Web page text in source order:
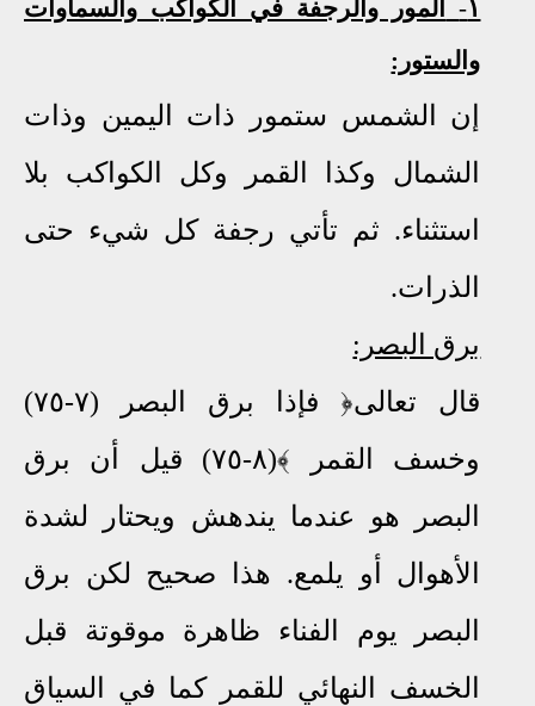
١-
المور والرجفة في الكواكب والسماوات
والستور:
إن الشمس ستمور ذات اليمين وذات
الشمال وكذا القمر وكل الكواكب بلا
استثناء. ثم تأتي رجفة كل شيء حتى
الذرات.
برق البصر:
قال تعالى﴿ فإذا برق البصر (٧-٧٥)
وخسف القمر ﴾(٨-٧٥) قيل أن برق
البصر هو عندما يندهش ويحتار لشدة
الأهوال أو يلمع. هذا صحيح لكن برق
البصر يوم الفناء ظاهرة موقوتة قبل
الخسف النهائي للقمر كما في السياق